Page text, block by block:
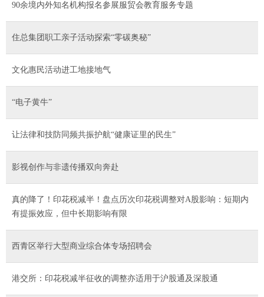
90余境内外知名机构报名参展服贸会教育服务专题
住总集团职工亲子活动探索“零碳奥秘”
文化惠民活动进工地接地气
“电子黄牛”
让法律和技防同频共振护航“健康证里的民生”
影视创作与非遗传播双向奔赴
真的降了！印花税减半！盘点历次印花税调整对A股影响：短期内
有提振效应，但中长期影响有限
西青区举行大型商业综合体专场招聘会
港交所：印花税减半征收的调整亦适用于沪股通及深股通